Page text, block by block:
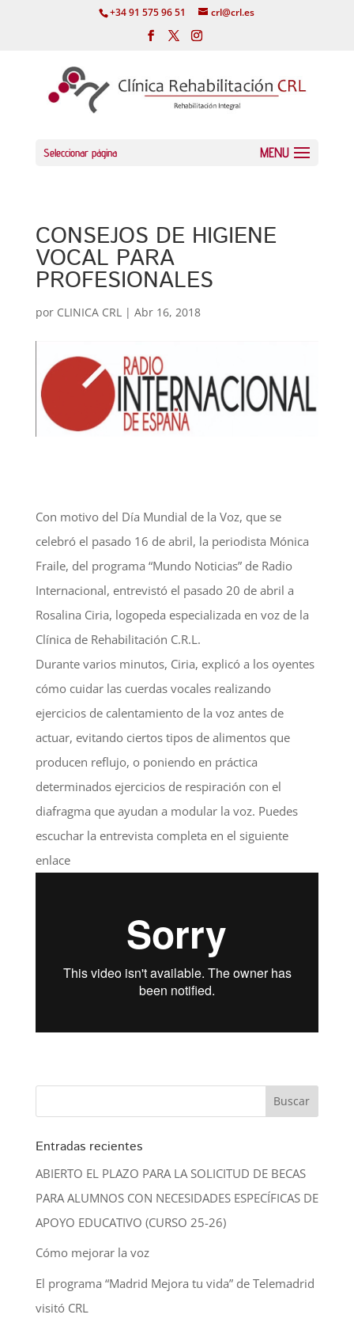
+34 91 575 96 51 crl@crl.es
Seleccionar página
CONSEJOS DE HIGIENE
VOCAL PARA
PROFESIONALES
por CLINICA CRL| Abr 16, 2018
Con motivo del Día Mundial de la Voz, que se
celebró el pasado 16 de abril, la periodista Mónica
Fraile, del programa “Mundo Noticias” de Radio
Internacional, entrevistó el pasado 20 de abril a
Rosalina Ciria, logopeda especializada en voz de la
Clínica de Rehabilitación C.R.L.
Durante varios minutos, Ciria, explicó a los oyentes
cómo cuidar las cuerdas vocales realizando
ejercicios de calentamiento de la voz antes de
actuar, evitando ciertos tipos de alimentos que
producen reflujo, o poniendo en práctica
determinados ejercicios de respiración con el
diafragma que ayudan a modular la voz. Puedes
escuchar la entrevista completa en el siguiente
enlace
Entradas recientes
ABIERTO EL PLAZO PARA LA SOLICITUD DE BECAS
PARA ALUMNOS CON NECESIDADES ESPECÍFICAS DE
APOYO EDUCATIVO (CURSO 25-26)
Cómo mejorar la voz
El programa “Madrid Mejora tu vida” de Telemadrid
visitó CRL